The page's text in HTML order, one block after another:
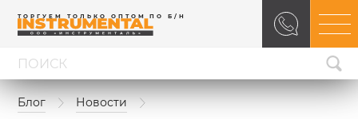
ТОРГУЕМ ТОЛЬКО ОПТОМ ПО Б/Н
Блог
Новости